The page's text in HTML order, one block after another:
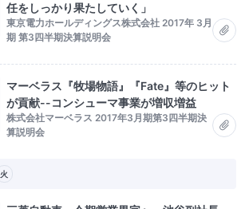
任をしっかり果たしていく」
東京電力ホールディングス株式会社 2017年 3月
期 第3四半期決算説明会
マーベラス『牧場物語』『Fate』等のヒット
が貢献--コンシューマ事業が増収増益
株式会社マーベラス 2017年3月期第3四半期決
算説明会
火